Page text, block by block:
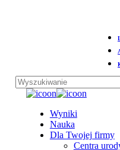
Zamknij
Menu
Wyniki
Nauka
Dla Twojej firmy
Centra